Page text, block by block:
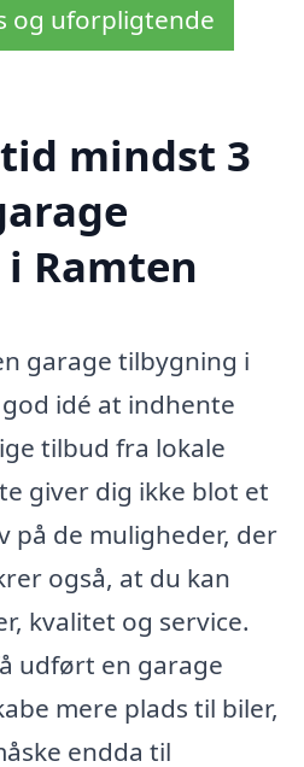
og uforpligtende
mindst 3
Ramten
garage tilbygning i
idé at indhente
tilbud fra lokale
giver dig ikke blot et
på de muligheder, der
også, at du kan
kvalitet og service.
udført en garage
mere plads til biler,
endda til